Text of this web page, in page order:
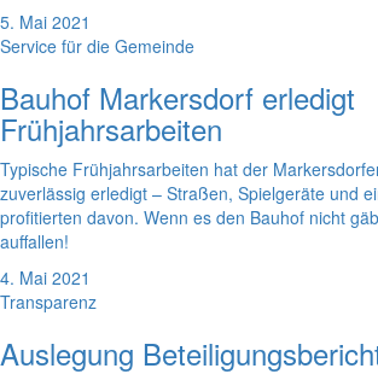
5. Mai 2021
Service für die Gemeinde
Bauhof Markersdorf erledigt
Frühjahrsarbeiten
Typische Frühjahrsarbeiten hat der
zuverlässig erledigt – Straßen, Spielgeräte und
profitierten davon. Wenn es den Bauhof nicht
auffallen!
4. Mai 2021
Transparenz
Auslegung